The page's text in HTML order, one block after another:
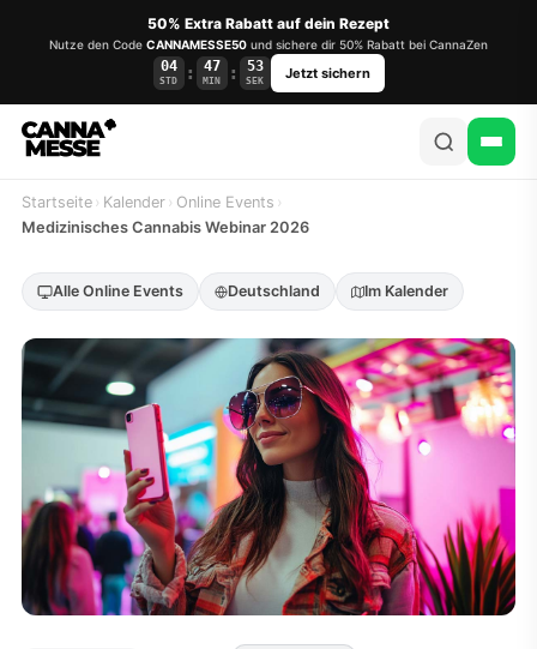
50% Extra Rabatt auf dein Rezept
Nutze den Code CANNAMESSE50 und sichere dir 50% Rabatt bei CannaZen
04
STD : 47
MIN : 53
SEK Jetzt sichern
Startseite › Kalender › Online Events ›
Medizinisches Cannabis Webinar 2026
Alle Online Events Deutschland Im Kalender